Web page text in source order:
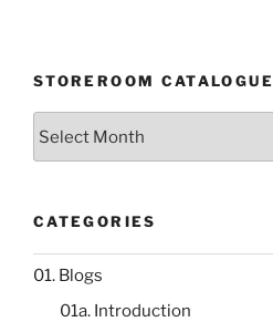
STOREROOM CATALOGUE
CATEGORIES
01. Blogs
01a. Introduction